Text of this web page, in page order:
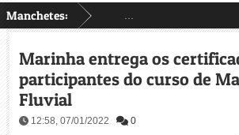
Manchetes:
Marinha entrega os
participantes do curso de
Fluvial
12:58, 07/01/2022 0